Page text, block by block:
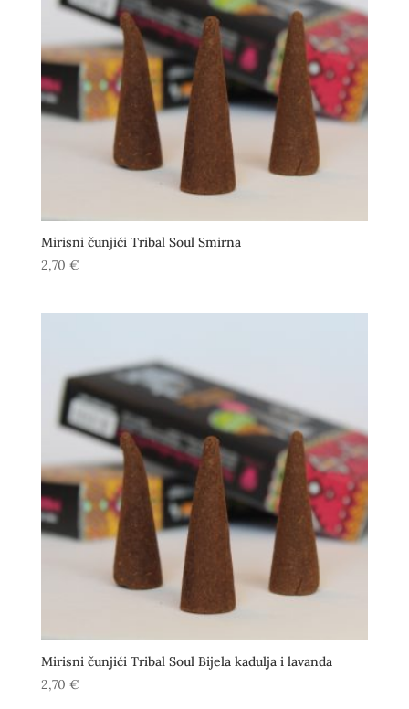
Mirisni čunjići Tribal Soul Smirna
2,70 €
Mirisni čunjići Tribal Soul Bijela kadulja i lavanda
2,70 €